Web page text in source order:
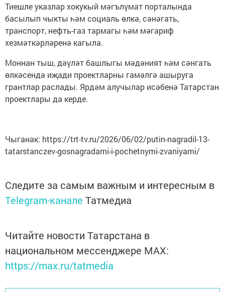
Тиешле указлар хокукый мәгълүмат порталында
басылып чыкты һәм социаль өлкә, сәнәгать,
транспорт, нефть-газ тармагы һәм мәгариф
хезмәткәрләренә кагыла.
Моннан тыш, дәүләт башлыгы мәдәният һәм сәнгать
өлкәсендә иҗади проектларны гамәлгә ашыруга
грантлар раслады. Ярдәм алучылар исәбенә Татарстан
проектлары да керде.
Чыганак: https://trt-tv.ru/2026/06/02/putin-nagradil-13-
tatarstanczev-gosnagradami-i-pochetnymi-zvaniyami/
Следите за самым важным и интересным в
Telegram-канале Татмедиа
Читайте новости Татарстана в
национальном мессенджере MАХ:
https://max.ru/tatmedia